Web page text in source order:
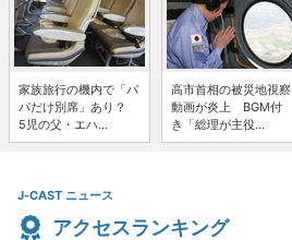
家族旅行の機内で「パ
パだけ別席」あり？
5児の父・エハ...
高市首相の被災地視察
動画が炎上 BGM付
き「総理が主役...
J-CAST ニュース
アクセスランキング